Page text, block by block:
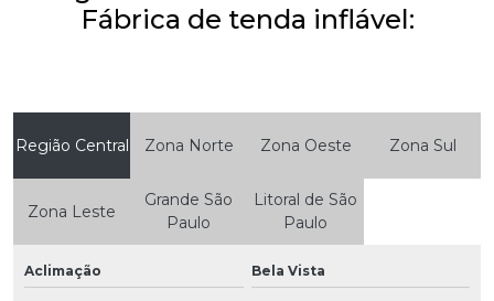
Fábrica de tenda inflável:
Região Central Zona Norte Zona Oeste Zona Sul
Zona Leste
Grande São
Paulo
Litoral de São
Paulo
Aclimação Bela Vista